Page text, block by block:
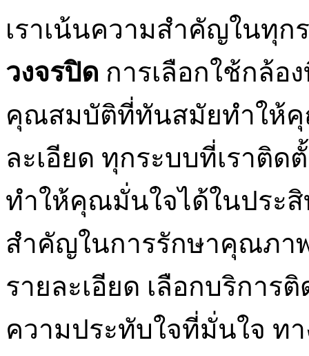
เราเน้นความสำคัญในทุก
วงจรปิด การเลือกใช้กล้อ
คุณสมบัติที่ทันสมัยทำให้
ละเอียด ทุกระบบที่เราติ
ทำให้คุณมั่นใจได้ในประสิ
สำคัญในการรักษาคุณภา
รายละเอียด เลือกบริการ
ความประทับใจที่มั่นใจ ท